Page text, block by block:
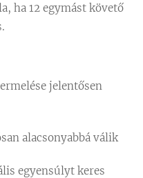
ha 12 egymást követő
jelentősen
alacsonyabbá válik
egyensúlyt keres